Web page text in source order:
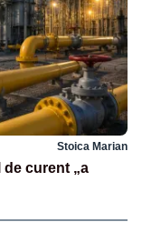
Stoica Marian
de curent „a